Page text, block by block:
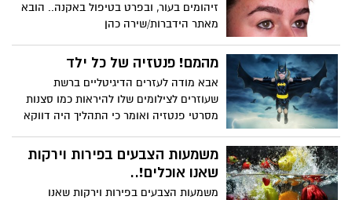
זיהומים בעור, ובפרט בטיפול באקנה.. הובא
מאתר הידברות/שירה כהן
מהמם! פנטזיה של כל ילד
אבא מודה לעזרים הדיגיטליים ברשת
שעוזרים לצילומים שלו להיראות כמו סצנות
מסרטי פנטזיה ואומר כי התהליך היה דווקא
משמעות הצבעים בפירות וירקות
שאנו אוכלים!..
משמעות הצבעים בפירות וירקות שאנו